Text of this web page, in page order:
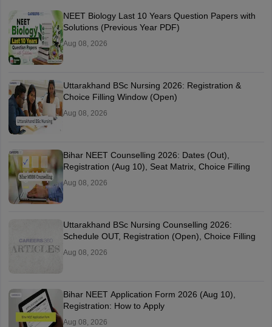
NEET Biology Last 10 Years Question Papers with
Solutions (Previous Year PDF)
Aug 08, 2026
Uttarakhand BSc Nursing 2026: Registration &
Choice Filling Window (Open)
Aug 08, 2026
Bihar NEET Counselling 2026: Dates (Out),
Registration (Aug 10), Seat Matrix, Choice Filling
Aug 08, 2026
Uttarakhand BSc Nursing Counselling 2026:
Schedule OUT, Registration (Open), Choice Filling
Aug 08, 2026
Bihar NEET Application Form 2026 (Aug 10),
Registration: How to Apply
Aug 08, 2026